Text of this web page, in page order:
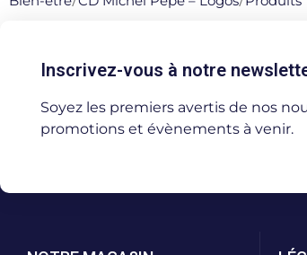
Inscrivez-vous à notre
Soyez les premiers avertis de nos
promotions et évènements à venir.